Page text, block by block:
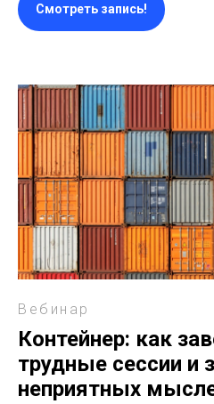
Смотреть запись!
Вебинар
Контейнер: как
трудные сессии и
неприятных